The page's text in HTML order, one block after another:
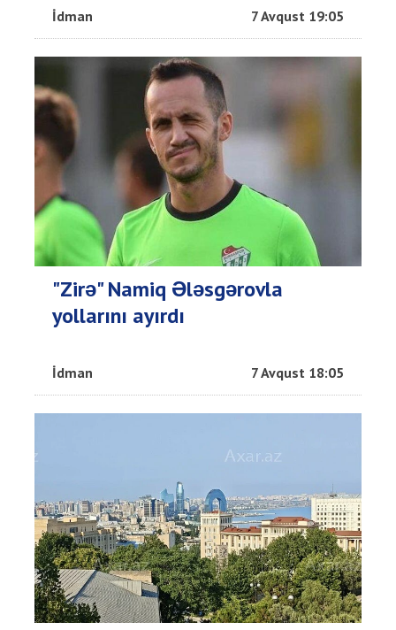
İdman 7 Avqust 19:05
"Zirə" Namiq Ələsgərovla
yollarını ayırdı
İdman 7 Avqust 18:05